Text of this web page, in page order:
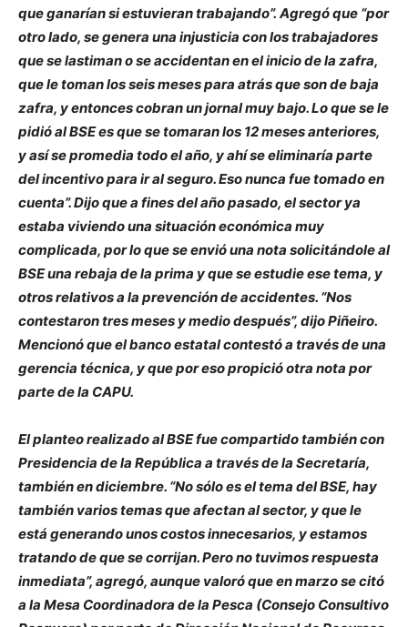
que ganarían si estuvieran trabajando”. Agregó que “por
otro lado, se genera una injusticia con los trabajadores
que se lastiman o se accidentan en el inicio de la zafra,
que le toman los seis meses para atrás que son de baja
zafra, y entonces cobran un jornal muy bajo. Lo que se le
pidió al BSE es que se tomaran los 12 meses anteriores,
y así se promedia todo el año, y ahí se eliminaría parte
del incentivo para ir al seguro. Eso nunca fue tomado en
cuenta”. Dijo que a fines del año pasado, el sector ya
estaba viviendo una situación económica muy
complicada, por lo que se envió una nota solicitándole al
BSE una rebaja de la prima y que se estudie ese tema, y
otros relativos a la prevención de accidentes. “Nos
contestaron tres meses y medio después”, dijo Piñeiro.
Mencionó que el banco estatal contestó a través de una
gerencia técnica, y que por eso propició otra nota por
parte de la CAPU.
El planteo realizado al BSE fue compartido también con
Presidencia de la República a través de la Secretaría,
también en diciembre. “No sólo es el tema del BSE, hay
también varios temas que afectan al sector, y que le
está generando unos costos innecesarios, y estamos
tratando de que se corrijan. Pero no tuvimos respuesta
inmediata”, agregó, aunque valoró que en marzo se citó
a la Mesa Coordinadora de la Pesca (Consejo Consultivo